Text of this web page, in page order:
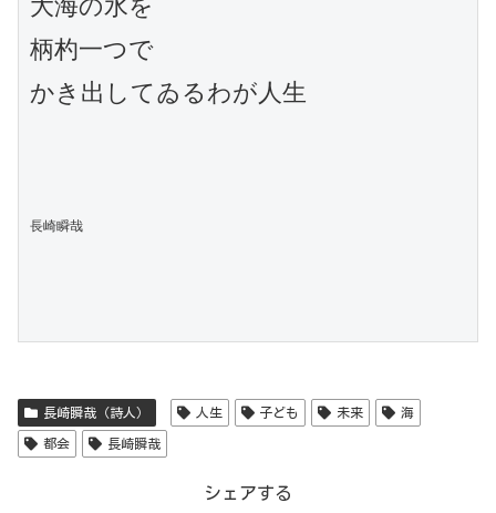
大海の水を
柄杓一つで
かき出してゐるわが人生
長崎瞬哉
長崎瞬哉（詩人） 人生 子ども 未来 海
都会 長崎瞬哉
シェアする